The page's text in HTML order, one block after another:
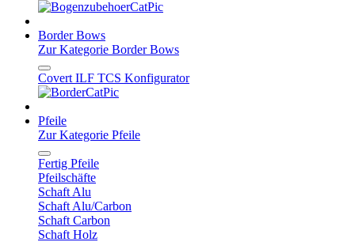
Border Bows
Zur Kategorie Border Bows
Covert ILF TCS Konfigurator
Pfeile
Zur Kategorie Pfeile
Fertig Pfeile
Pfeilschäfte
Schaft Alu
Schaft Alu/Carbon
Schaft Carbon
Schaft Holz